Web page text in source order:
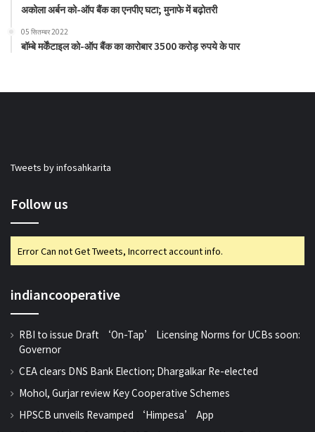
अकोला अर्बन को-ऑप बैंक का एनपीए घटा; मुनाफे में बढ़ोतरी
05 सितम्बर 2022
बॉम्बे मर्केंटाइल को-ऑप बैंक का कारोबार 3500 करोड़ रुपये के पार
Tweets by infosahkarita
Follow us
Error Can not Get Tweets, Incorrect account info.
indiancooperative
RBI to issue Draft ‘On-Tap’ Licensing Norms for UCBs soon:
Governor
CEA clears DNS Bank Election; Dhargalkar Re-elected
Mohol, Gurjar review Key Cooperative Schemes
HPSCB unveils Revamped ‘Himpesa’ App